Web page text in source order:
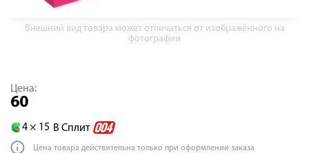
Внешний вид товара может отличаться от изображённого на
фотографии
Цена:
60
4 × 15 В Сплит
Цена товара действительна только при оформлении заказа